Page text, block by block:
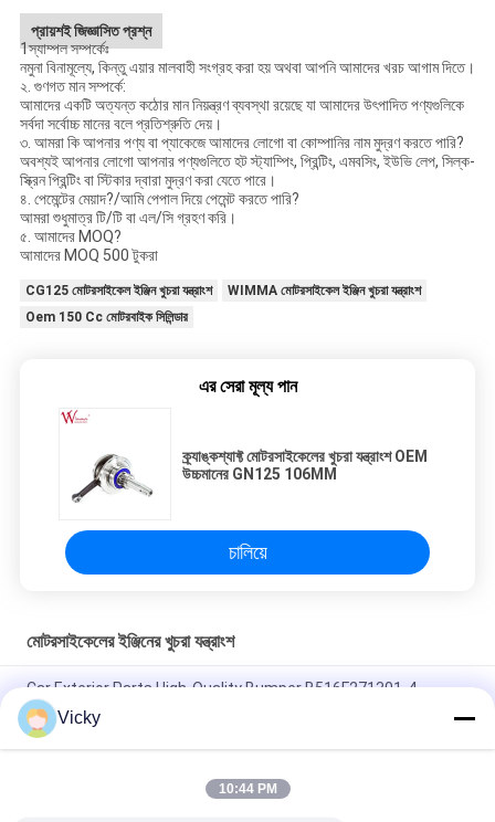
প্রায়শই জিজ্ঞাসিত প্রশ্ন
1স্যাম্পল সম্পর্কেঃ
নমুনা বিনামূল্যে, কিন্তু এয়ার মালবাহী সংগ্রহ করা হয় অথবা আপনি আমাদের খরচ আগাম দিতে।
২. গুণগত মান সম্পর্কে:
আমাদের একটি অত্যন্ত কঠোর মান নিয়ন্ত্রণ ব্যবস্থা রয়েছে যা আমাদের উৎপাদিত পণ্যগুলিকে
সর্বদা সর্বোচ্চ মানের বলে প্রতিশ্রুতি দেয়।
৩. আমরা কি আপনার পণ্য বা প্যাকেজে আমাদের লোগো বা কোম্পানির নাম মুদ্রণ করতে পারি?
অবশ্যই আপনার লোগো আপনার পণ্যগুলিতে হট স্ট্যাম্পিং, প্রিন্টিং, এমবসিং, ইউভি লেপ, সিল্ক-
স্ক্রিন প্রিন্টিং বা স্টিকার দ্বারা মুদ্রণ করা যেতে পারে।
৪. পেমেন্টের মেয়াদ?/আমি পেপাল দিয়ে পেমেন্ট করতে পারি?
আমরা শুধুমাত্র টি/টি বা এল/সি গ্রহণ করি।
৫. আমাদের MOQ?
আমাদের MOQ 500 টুকরা
CG125 মোটরসাইকেল ইঞ্জিন খুচরা যন্ত্রাংশ
WIMMA মোটরসাইকেল ইঞ্জিন খুচরা যন্ত্রাংশ
Oem 150 Cc মোটরবাইক সিলিন্ডার
এর সেরা মূল্য পান
ক্র্যাঙ্কশ্যাফ্ট মোটরসাইকেলের খুচরা যন্ত্রাংশ OEM
উচ্চমানের GN125 106MM
চালিয়ে
মোটরসাইকেলের ইঞ্জিনের খুচরা যন্ত্রাংশ
Car Exterior Parts High-Quality Bumper B516F271301-4
CHANAN OSHAN​ Z6 Starry White
স্টার্টার মোটর হন্ডা EX5 মোটরসাইকেল ইঞ্জিন খুচরা যন্ত্রাংশ সস্তা পাইকারি উচ্চ পারফরম্যান্স
Vicky
10:44 PM